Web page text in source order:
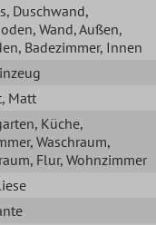
, Duschwand,
, Wand, Außen,
, Badezimmer, Innen
, Matt
, Küche,
, Waschraum,
, Flur, Wohnzimmer